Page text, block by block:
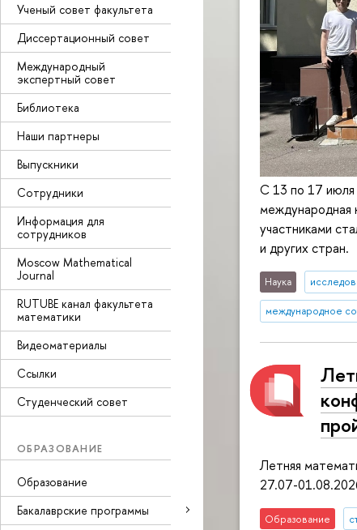
Ученый совет факультета
Диссертационный совет
Международный
экспертный совет
Библиотека
Наши партнеры
Выпускники
Сотрудники
Информация для
сотрудников
Moscow Mathematical
Journal
RUTUBE канал факультета
математики
Видеоматериалы
Ссылки
Студенческий совет
ОБРАЗОВАНИЕ
Образование
Бакалаврские программы
С 13 по 17
международная
участниками
и других стран.
Наука
международное
Летняя
27.07-
Образование